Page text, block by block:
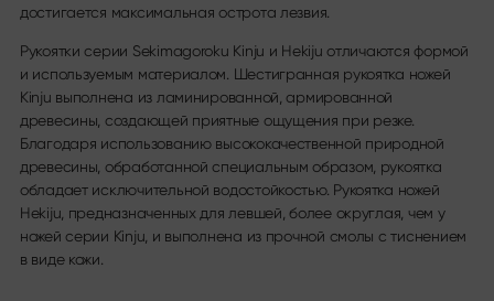
достигается максимальная острота лезвия.
Рукоятки серии Sekimagoroku Kinju и Hekiju отличаются формой
и используемым материалом. Шестигранная рукоятка ножей
Kinju выполнена из ламинированной, армированной
древесины, создающей приятные ощущения при резке.
Благодаря использованию высококачественной природной
древесины, обработанной специальным образом, рукоятка
обладает исключительной водостойкостью. Рукоятка ножей
Hekiju, предназначенных для левшей, более округлая, чем у
ножей серии Kinju, и выполнена из прочной смолы с тиснением
в виде кожи.